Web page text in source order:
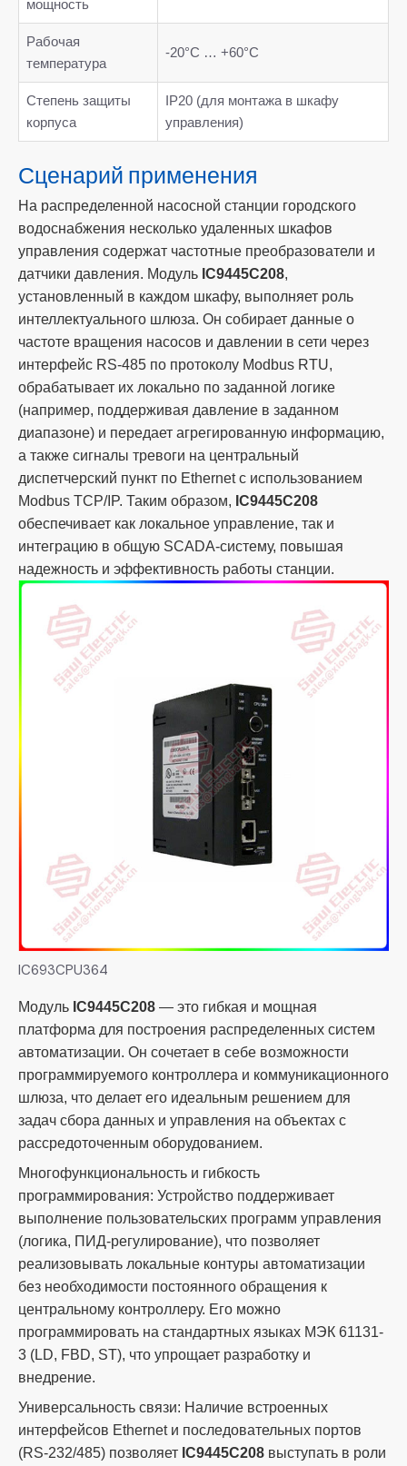
мощность
Рабочая
температура
-20°C … +60°C
Степень защиты
корпуса
IP20 (для монтажа в шкафу
управления)
Сценарий применения
На распределенной насосной станции городского
водоснабжения несколько удаленных шкафов
управления содержат частотные преобразователи и
датчики давления. Модуль IC9445C208,
установленный в каждом шкафу, выполняет роль
интеллектуального шлюза. Он собирает данные о
частоте вращения насосов и давлении в сети через
интерфейс RS-485 по протоколу Modbus RTU,
обрабатывает их локально по заданной логике
(например, поддерживая давление в заданном
диапазоне) и передает агрегированную информацию,
а также сигналы тревоги на центральный
диспетчерский пункт по Ethernet с использованием
Modbus TCP/IP. Таким образом, IC9445C208
обеспечивает как локальное управление, так и
интеграцию в общую SCADA-систему, повышая
надежность и эффективность работы станции.
IC693CPU364
Модуль IC9445C208 — это гибкая и мощная
платформа для построения распределенных систем
автоматизации. Он сочетает в себе возможности
программируемого контроллера и коммуникационного
шлюза, что делает его идеальным решением для
задач сбора данных и управления на объектах с
рассредоточенным оборудованием.
Многофункциональность и гибкость
программирования: Устройство поддерживает
выполнение пользовательских программ управления
(логика, ПИД-регулирование), что позволяет
реализовывать локальные контуры автоматизации
без необходимости постоянного обращения к
центральному контроллеру. Его можно
программировать на стандартных языках МЭК 61131-
3 (LD, FBD, ST), что упрощает разработку и
внедрение.
Универсальность связи: Наличие встроенных
интерфейсов Ethernet и последовательных портов
(RS-232/485) позволяет IC9445C208 выступать в роли